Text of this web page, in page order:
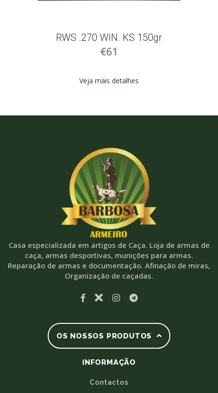
RWS .270 WIN. KS 150gr
€61
Veja mais detalhes
Casa especializada em artigos de Caça. Loja de armas de
caça, armas desportivas, munições para armas.
Reparação de armas e documentação. Afinação de miras,
Organização de caçadas.
OS NOSSOS PRODUTOS
INFORMAÇÃO
Contactos